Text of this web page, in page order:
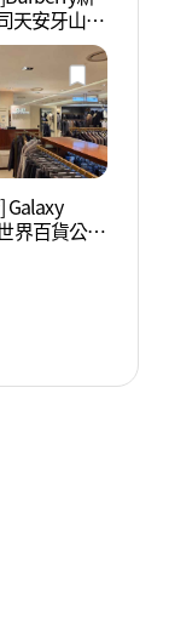
天安牙山店
백화점 천
Galaxy
界百貨公司
계백화점